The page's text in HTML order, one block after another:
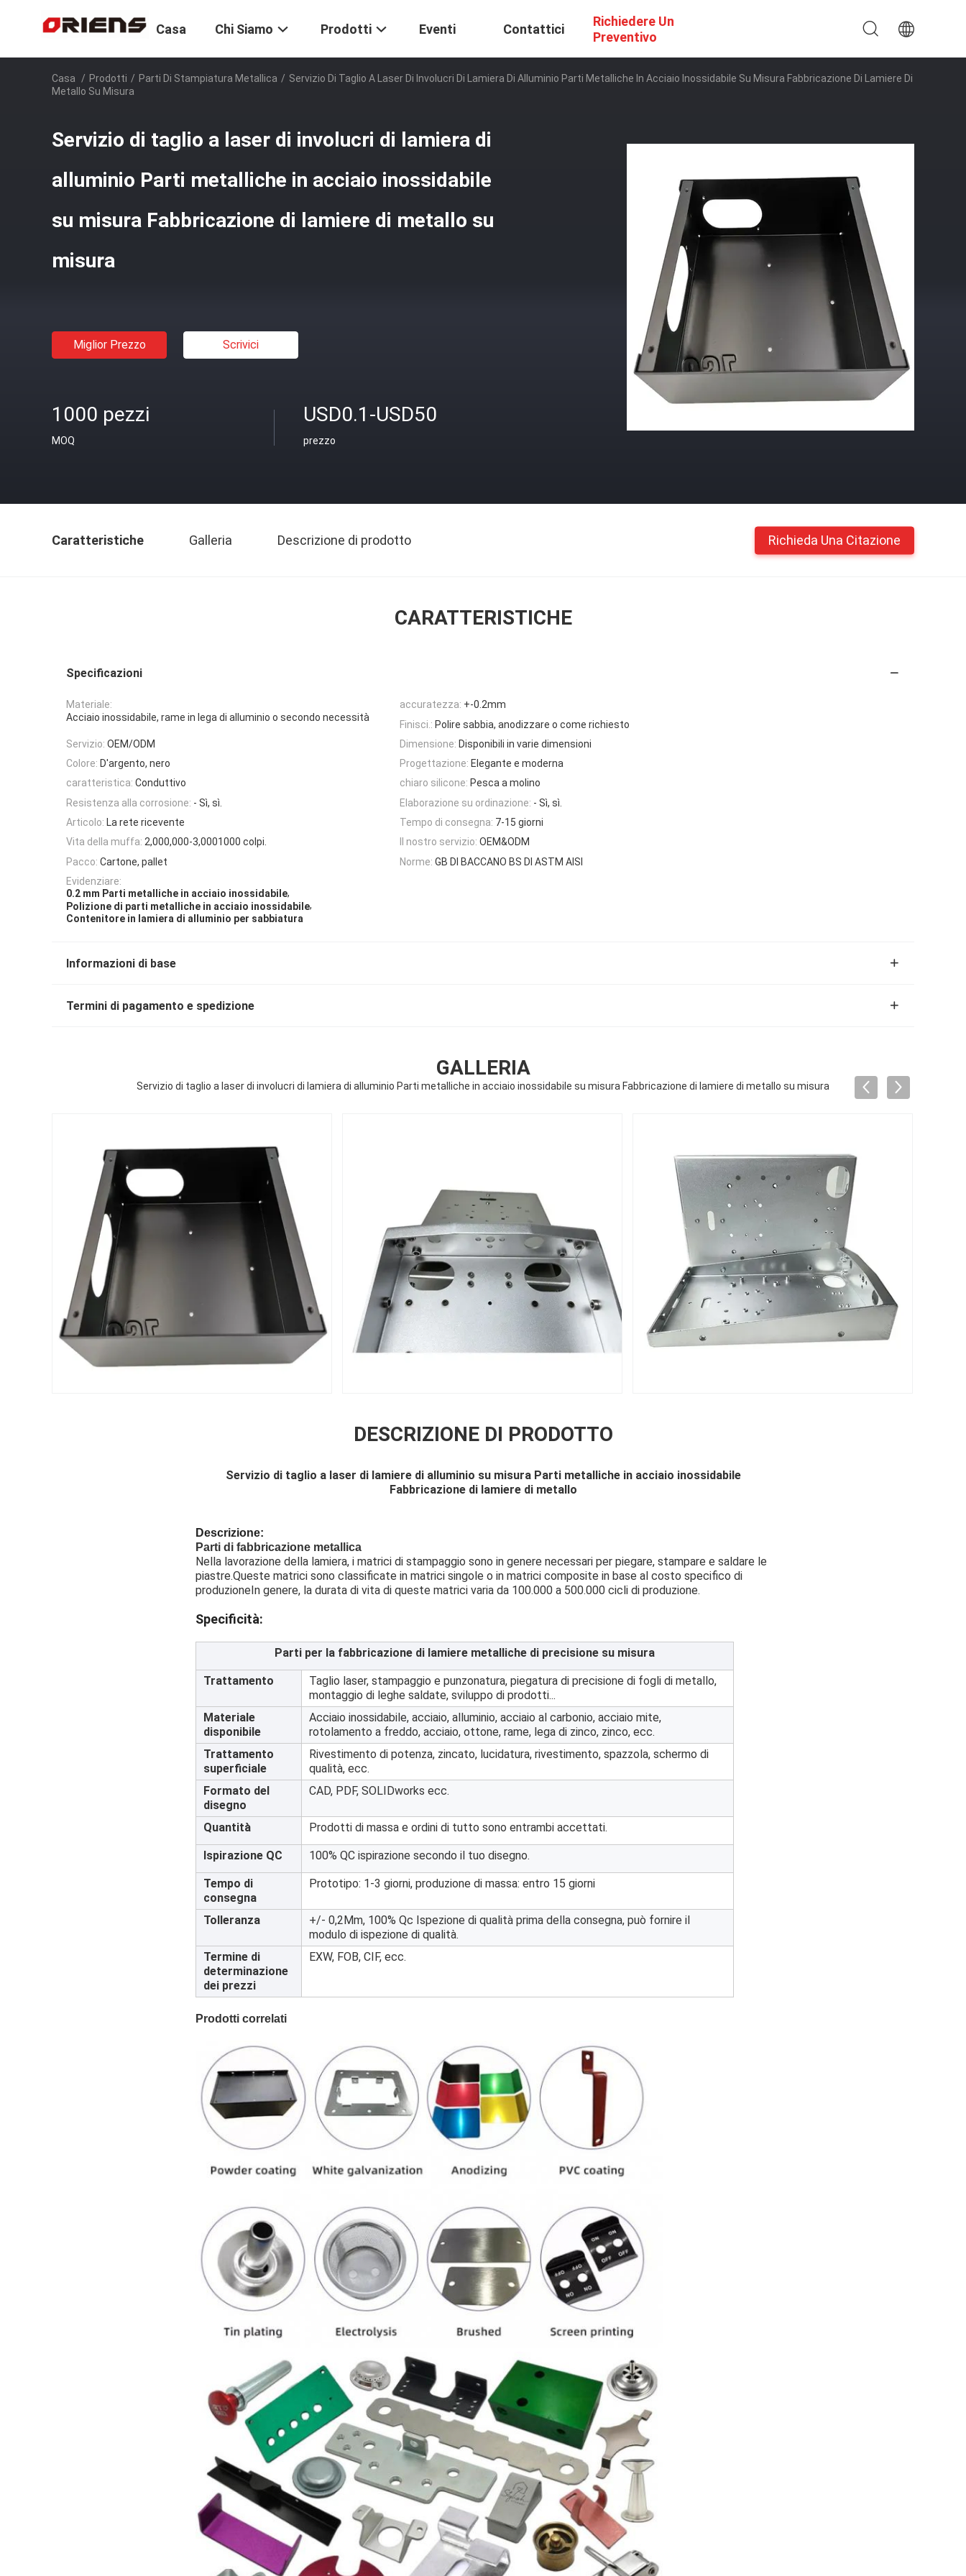
Casa Chi Siamo Prodotti Eventi Contattici
Richiedere Un
Preventivo
Casa / Prodotti / Parti Di Stampiatura Metallica / Servizio Di Taglio A Laser Di Involucri Di Lamiera Di Alluminio Parti Metalliche In Acciaio Inossidabile Su Misura Fabbricazione Di Lamiere Di
Metallo Su Misura
Servizio di taglio a laser di involucri di lamiera di
alluminio Parti metalliche in acciaio inossidabile
su misura Fabbricazione di lamiere di metallo su
misura
Miglior Prezzo Scrivici
1000 pezzi
MOQ
USD0.1-USD50
prezzo
Caratteristiche Galleria Descrizione di prodotto Richieda Una Citazione
CARATTERISTICHE
Specificazioni
Materiale:
Acciaio inossidabile, rame in lega di alluminio o secondo necessità
accuratezza: +-0.2mm
Finisci.: Polire sabbia, anodizzare o come richiesto
Servizio: OEM/ODM Dimensione: Disponibili in varie dimensioni
Colore: D'argento, nero Progettazione: Elegante e moderna
caratteristica: Conduttivo chiaro silicone: Pesca a molino
Resistenza alla corrosione: - Sì, sì. Elaborazione su ordinazione: - Sì, sì.
Articolo: La rete ricevente Tempo di consegna: 7-15 giorni
Vita della muffa: 2,000,000-3,0001000 colpi. Il nostro servizio: OEM&ODM
Pacco: Cartone, pallet Norme: GB DI BACCANO BS DI ASTM AISI
Evidenziare:
0.2 mm Parti metalliche in acciaio inossidabile,
Polizione di parti metalliche in acciaio inossidabile,
Contenitore in lamiera di alluminio per sabbiatura
Informazioni di base
Termini di pagamento e spedizione
GALLERIA
Servizio di taglio a laser di involucri di lamiera di alluminio Parti metalliche in acciaio inossidabile su misura Fabbricazione di lamiere di metallo su misura
DESCRIZIONE DI PRODOTTO
Servizio di taglio a laser di lamiere di alluminio su misura Parti metalliche in acciaio inossidabile
Fabbricazione di lamiere di metallo
Descrizione:
Parti di fabbricazione metallica
Nella lavorazione della lamiera, i matrici di stampaggio sono in genere necessari per piegare, stampare e saldare le
piastre.Queste matrici sono classificate in matrici singole o in matrici composite in base al costo specifico di
produzioneIn genere, la durata di vita di queste matrici varia da 100.000 a 500.000 cicli di produzione.
Specificità:
Parti per la fabbricazione di lamiere metalliche di precisione su misura
Trattamento
Taglio laser, stampaggio e punzonatura, piegatura di precisione di fogli di metallo,
montaggio di leghe saldate, sviluppo di prodotti...
Materiale
disponibile
Acciaio inossidabile, acciaio, alluminio, acciaio al carbonio, acciaio mite,
rotolamento a freddo, acciaio, ottone, rame, lega di zinco, zinco, ecc.
Trattamento
superficiale
Rivestimento di potenza, zincato, lucidatura, rivestimento, spazzola, schermo di
qualità, ecc.
Formato del
disegno
CAD, PDF, SOLIDworks ecc.
Quantità Prodotti di massa e ordini di tutto sono entrambi accettati.
Ispirazione QC 100% QC ispirazione secondo il tuo disegno.
Tempo di
consegna
Prototipo: 1-3 giorni, produzione di massa: entro 15 giorni
Tolleranza
+/- 0,2Mm, 100% Qc Ispezione di qualità prima della consegna, può fornire il
modulo di ispezione di qualità.
Termine di
determinazione
dei prezzi
EXW, FOB, CIF, ecc.
Prodotti correlati